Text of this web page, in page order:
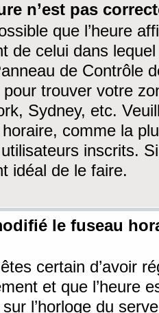
n’est pas
que l’heure
de celui dans
de Contrôle
pour trouver votre
Sydney, etc.
comme la
utilisateurs inscrits.
idéal de le faire.
le fuseau
certain d’avoir
et que l’heure
l’horloge du